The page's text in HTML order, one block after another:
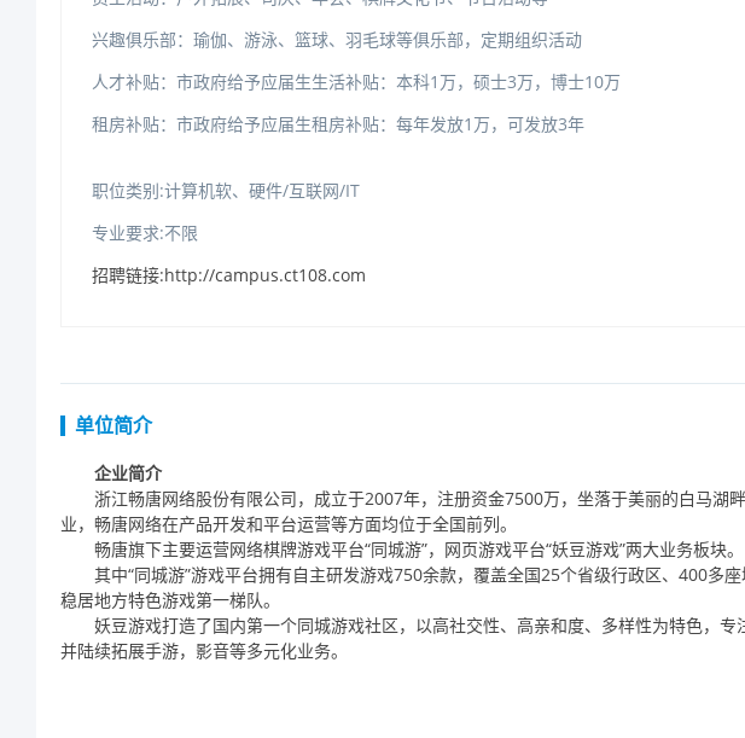
兴趣俱乐部：瑜伽、游泳、篮球、羽毛球等俱乐部，定期组织活动
人才补贴：市政府给予应届生生活补贴：本科1万，硕士3万，博士10万
租房补贴：市政府给予应届生租房补贴： 每年发放1万，可发放3年
职位类别:计算机软、硬件/互联网/IT
专业要求:不限
招聘链接:http://campus.ct108.com
单位简介
企业简介
浙江畅唐网络股份有限公司，成立于2007年，注册资金7500万，坐落于美丽的白马湖
业，畅唐网络在产品开发和平台运营等方面均位于全国前列。
畅唐旗下主要运营网络棋牌游戏平台“同城游”，网页游戏平台“妖豆游戏”两大业务板块。
其中“同城游”游戏平台拥有自主研发游戏750余款，覆盖全国25个省级行政区、 400多座
稳居地方特色游戏第一梯队。
妖豆游戏打造了国内第一个同城游戏社区，以高社交性、高亲和度、多样性为特色，专
并陆续拓展手游，影音等多元化业务。